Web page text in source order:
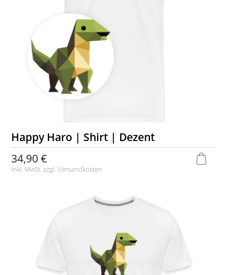
Happy Haro | Shirt | Dezent
34,90 €
inkl. MwSt. zzgl.Versandkosten